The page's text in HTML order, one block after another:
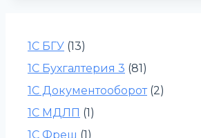
1С БГУ (13)
1С Бухгалтерия 3 (81)
1С Документооборот(2)
1С МДЛП (1)
1С Фреш (1)